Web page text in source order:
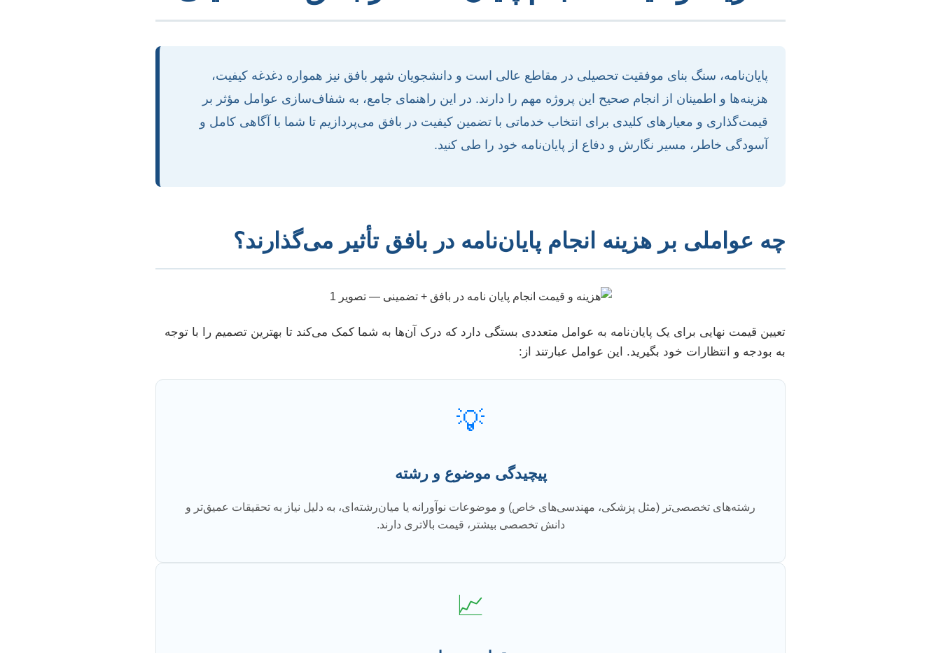
پایان‌نامه، سنگ بنای موفقیت تحصیلی در مقاطع عالی است و دانشجویان شهر بافق نیز همواره دغدغه کیفیت،
هزینه‌ها و اطمینان از انجام صحیح این پروژه مهم را دارند. در این راهنمای جامع، به شفاف‌سازی عوامل مؤثر بر
قیمت‌گذاری و معیارهای کلیدی برای انتخاب خدماتی با تضمین کیفیت در بافق می‌پردازیم تا شما با آگاهی کامل و
آسودگی خاطر، مسیر نگارش و دفاع از پایان‌نامه خود را طی کنید.
چه عواملی بر هزینه انجام پایان‌نامه در بافق تأثیر می‌گذارند؟
تعیین قیمت نهایی برای یک پایان‌نامه به عوامل متعددی بستگی دارد که درک آن‌ها به شما کمک می‌کند تا بهترین تصمیم را با توجه
به بودجه و انتظارات خود بگیرید. این عوامل عبارتند از:
💡
پیچیدگی موضوع و رشته
رشته‌های تخصصی‌تر (مثل پزشکی، مهندسی‌های خاص) و موضوعات نوآورانه یا میان‌رشته‌ای، به دلیل نیاز به تحقیقات عمیق‌تر و
دانش تخصصی بیشتر، قیمت بالاتری دارند.
📈